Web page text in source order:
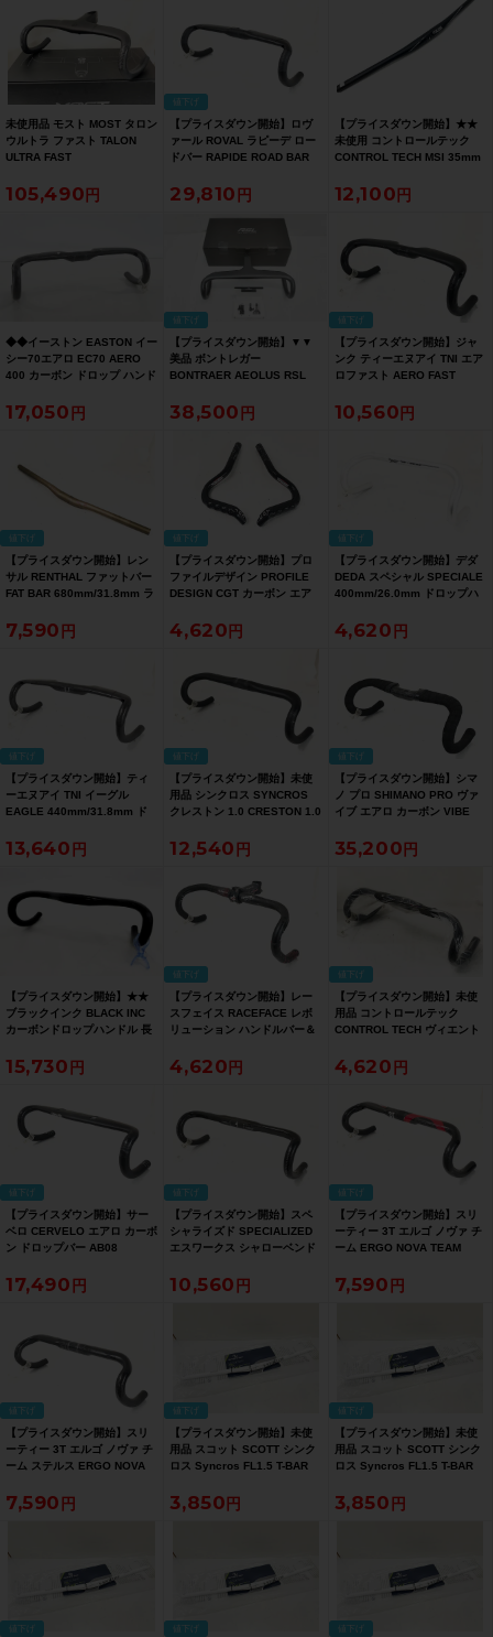
より配送）【お買い得SALE】
未使用品 モスト MOST タロン
ウルトラ ファスト TALON
ULTRA FAST
ップハンドル カーボン
105,490
値下げ
【プライスダウン開始】ロヴ
ァール ROVAL ラピーデ ロー
ドバー RAPIDE ROAD BAR
ンドル カーボン【お買い得
SALE】
29,810
【プライスダウン開始】★★
未使用 コントロールテック
CONTROL TECH MSI 35mm
710mm（サイクルパラダイス
山口より配送)【お買い得
12,100
◆◆イーストン EASTON イー
シー70エアロ EC70 AERO
400 カーボン ドロップ ハンド
より配送）
17,050
値下げ
【プライスダウン開始】▼▼
美品 ボントレガー
BONTRAER AEOLUS RSL
ドロップハンドル 420mm
110mm リコール対策品（サイ
クルパラダイス福岡より配
送）【お買い得SALE】
38,500
値下げ
【プライスダウン開始】ジャ
ンク ティーエヌアイ TNI エア
ロファスト AERO FAST
ンドル カーボン【お買い得
SALE】
10,560
値下げ
【プライスダウン開始】レン
サル RENTHAL ファットバー
FAT BAR 680mm/31.8mm ラ
7,590
値下げ
【プライスダウン開始】プロ
ファイルデザイン PROFILE
DESIGN CGT カーボン エア
BAR DHバー、TTハンドル カ
ーボン【お買い得SALE】
4,620
値下げ
【プライスダウン開始】デダ
DEDA スペシャル SPECIALE
400mm/26.0mm ドロップハ
4,620
値下げ
【プライスダウン開始】ティ
ーエヌアイ TNI イーグル
EAGLE 440mm/31.8mm ド
買い得SALE】
13,640
値下げ
【プライスダウン開始】未使
用品 シンクロス SYNCROS
クレストン 1.0 CRESTON 1.0
ンドル カーボン【お買い得
SALE】
12,540
値下げ
【プライスダウン開始】シマ
ノ プロ SHIMANO PRO ヴァ
イブ エアロ カーボン VIBE
31.8mm/380mm ドロップハ
ンドル カーボン 〇【お買い得
35,200
【プライスダウン開始】★★
ブラックインク BLACK INC
カーボンドロップハンドル 長
パラダイス山口より配送)【お
買い得SALE】
15,730
値下げ
【プライスダウン開始】レー
スフェイス RACEFACE レボ
リューション ハンドルバー＆
420mm/100mm/31.8mm/OS
ドロップハンドル【お買い得
4,620
値下げ
【プライスダウン開始】未使
用品 コントロールテック
CONTROL TECH ヴィエント
420mm/31.8mm ドロップハ
ンドル【お買い得SALE】
4,620
値下げ
【プライスダウン開始】サー
ベロ CERVELO エアロ カーボ
ン ドロップバー AB08
ーボン【お買い得SALE】
17,490
値下げ
【プライスダウン開始】スペ
シャライズド SPECIALIZED
エスワークス シャローベンド
42cm/31.8mm ドロップハン
ドル【お買い得SALE】
10,560
値下げ
【プライスダウン開始】スリ
ーティー 3T エルゴ ノヴァ チ
ーム ERGO NOVA TEAM
ドル カーボン【お買い得
SALE】
7,590
値下げ
【プライスダウン開始】スリ
ーティー 3T エルゴ ノヴァ チ
ーム ステルス ERGO NOVA
42cm/31.8mm ドロップハン
ドル カーボン【お買い得
7,590
値下げ
【プライスダウン開始】未使
用品 スコット SCOTT シンク
ロス Syncros FL1.5 T-BAR
740mm クランプ径 31.8【お
買い得SALE】
3,850
値下げ
【プライスダウン開始】未使
用品 スコット SCOTT シンク
ロス Syncros FL1.5 T-BAR
740mm クランプ径 31.8【お
買い得SALE】
3,850
値下げ 値下げ 値下げ